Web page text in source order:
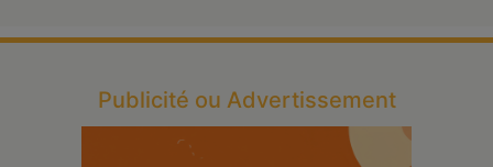
Publicité ou Advertissement